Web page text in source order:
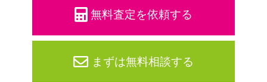
無料査定を依頼する
まずは無料相談する